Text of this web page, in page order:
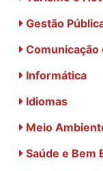
Gestão
Comunicação
Informática
Idiomas
Meio
Saúde e Bem